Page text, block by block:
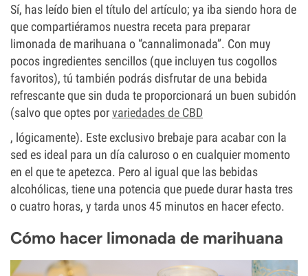
Sí, has leído bien el título del artículo; ya iba siendo hora de
que compartiéramos nuestra receta para preparar
limonada de marihuana o “cannalimonada”. Con muy
pocos ingredientes sencillos (que incluyen tus cogollos
favoritos), tú también podrás disfrutar de una bebida
refrescante que sin duda te proporcionará un buen subidón
(salvo que optes porvariedades de CBD
, lógicamente). Este exclusivo brebaje para acabar con la
sed es ideal para un día caluroso o en cualquier momento
en el que te apetezca. Pero al igual que las bebidas
alcohólicas, tiene una potencia que puede durar hasta tres
o cuatro horas, y tarda unos 45 minutos en hacer efecto.
Cómo hacer limonada de marihuana